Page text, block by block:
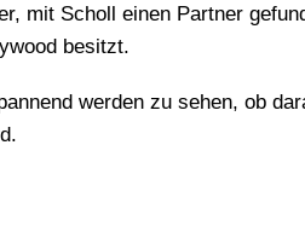
mit Scholl einen Part­ner
besitzt.
wer­den zu sehen, ob